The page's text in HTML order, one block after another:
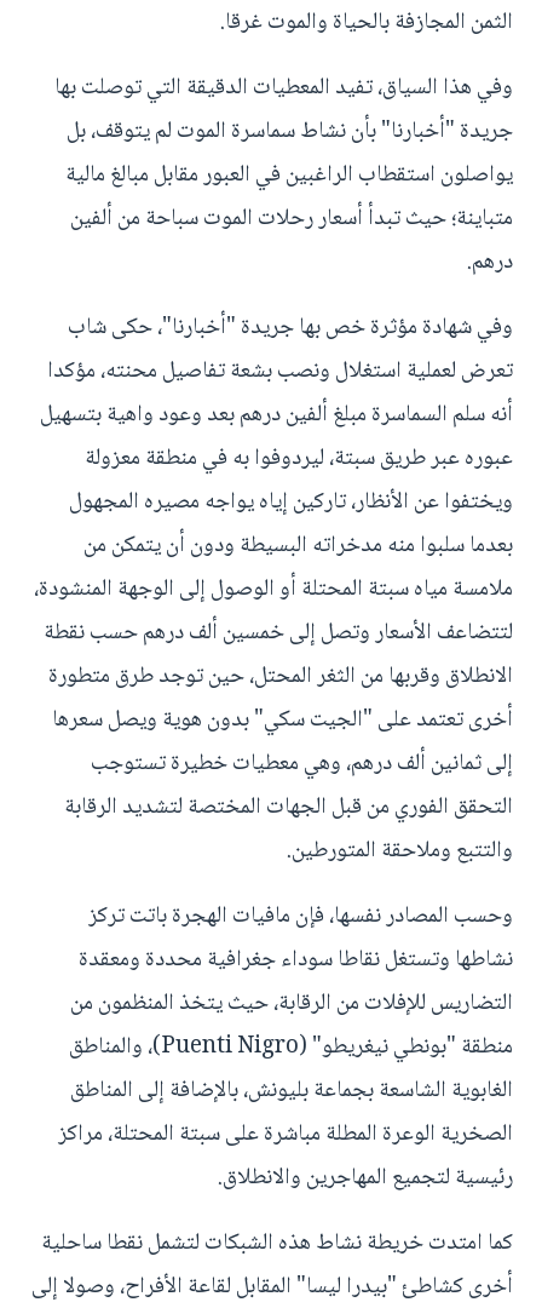
الثمن المجازفة بالحياة والموت غرقا.
وفي هذا السياق، تفيد المعطيات الدقيقة التي توصلت بها
جريدة "أخبارنا" بأن نشاط سماسرة الموت لم يتوقف، بل
يواصلون استقطاب الراغبين في العبور مقابل مبالغ مالية
متباينة؛ حيث تبدأ أسعار رحلات الموت سباحة من ألفين
درهم.
وفي شهادة مؤثرة خص بها جريدة "أخبارنا"، حكى شاب
تعرض لعملية استغلال ونصب بشعة تفاصيل محنته، مؤكدا
أنه سلم السماسرة مبلغ ألفين درهم بعد وعود واهية بتسهيل
عبوره عبر طريق سبتة، ليردوفوا به في منطقة معزولة
ويختفوا عن الأنظار، تاركين إياه يواجه مصيره المجهول
بعدما سلبوا منه مدخراته البسيطة ودون أن يتمكن من
ملامسة مياه سبتة المحتلة أو الوصول إلى الوجهة المنشودة،
لتتضاعف الأسعار وتصل إلى خمسين ألف درهم حسب نقطة
الانطلاق وقربها من الثغر المحتل، حين توجد طرق متطورة
أخرى تعتمد على "الجيت سكي" بدون هوية ويصل سعرها
إلى ثمانين ألف درهم، وهي معطيات خطيرة تستوجب
التحقق الفوري من قبل الجهات المختصة لتشديد الرقابة
والتتبع وملاحقة المتورطين.
وحسب المصادر نفسها، فإن مافيات الهجرة باتت تركز
نشاطها وتستغل نقاطا سوداء جغرافية محددة ومعقدة
التضاريس للإفلات من الرقابة، حيث يتخذ المنظمون من
منطقة "بونطي نيغريطو" (Puenti Nigro)، والمناطق
الغابوية الشاسعة بجماعة بليونش، بالإضافة إلى المناطق
الصخرية الوعرة المطلة مباشرة على سبتة المحتلة، مراكز
رئيسية لتجميع المهاجرين والانطلاق.
كما امتدت خريطة نشاط هذه الشبكات لتشمل نقطا ساحلية
أخرى كشاطئ "بيدرا ليسا" المقابل لقاعة الأفراح، وصولا إلى